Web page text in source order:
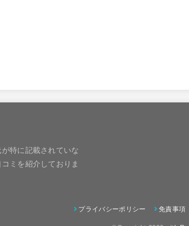
特に記載されていな
ミを紹介しておりま
プライバシーポリシー 免責事項